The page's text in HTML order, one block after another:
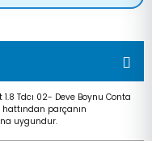
Tdcı 02- Deve Boynu Conta
parçanın
uygundur.